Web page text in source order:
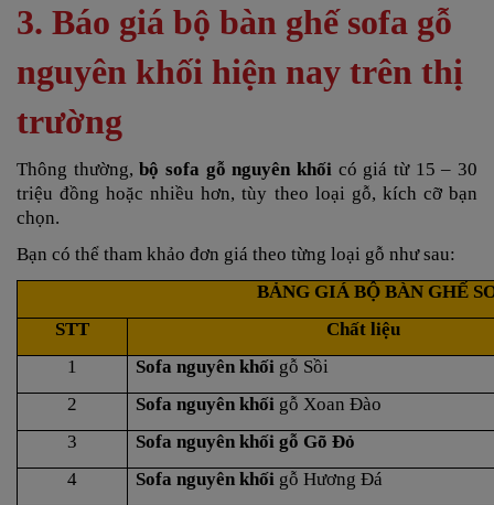
3. Báo giá bộ bàn ghế sofa gỗ
nguyên khối hiện nay trên thị
trường
Thông thường,bộ sofa gỗ nguyên khối có giá từ 15 – 30
triệu đồng hoặc nhiều hơn, tùy theo loại gỗ, kích cỡ bạn
chọn.
Bạn có thể tham khảo đơn giá theo từng loại gỗ như sau:
BẢNG GIÁ BỘ BÀN GHẾ
STT
Chất liệu
1
Sofa nguyên khối gỗ Sồi
2
Sofa nguyên khối gỗ Xoan Đào
3
Sofa nguyên khối gỗ Gõ Đỏ
4
Sofa nguyên khối gỗ Hương Đá